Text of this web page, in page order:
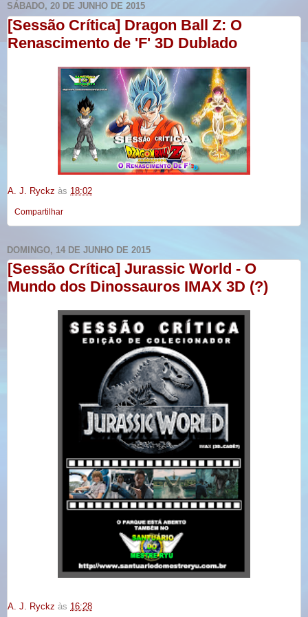
SÁBADO, 20 DE JUNHO DE 2015
[Sessão Crítica] Dragon Ball Z: O
Renascimento de 'F' 3D Dublado
A. J. Ryckz às 18:02
Compartilhar
DOMINGO, 14 DE JUNHO DE 2015
[Sessão Crítica] Jurassic World - O
Mundo dos Dinossauros IMAX 3D (?)
A. J. Ryckz às 16:28